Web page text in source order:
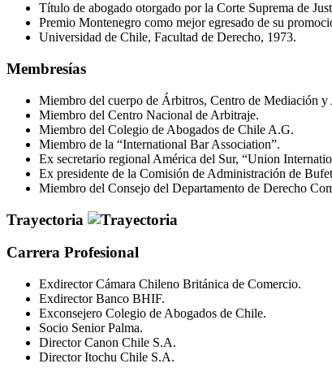
Título de abogado otorgado por la Corte Suprema de
Premio Montenegro como mejor egresado de su
Universidad de Chile, Facultad de Derecho, 1973.
Membresías
Miembro del cuerpo de Árbitros, Centro de Mediación
Miembro del Centro Nacional de Arbitraje.
Miembro del Colegio de Abogados de Chile A.G.
Miembro de la “International Bar Association”.
Ex secretario regional América del Sur, “Union
Ex presidente de la Comisión de Administración de
Miembro del Consejo del Departamento de Derecho
Trayectoria
Carrera Profesional
Exdirector Cámara Chileno Británica de Comercio.
Exdirector Banco BHIF.
Exconsejero Colegio de Abogados de Chile.
Socio Senior Palma.
Director Canon Chile S.A.
Director Itochu Chile S.A.